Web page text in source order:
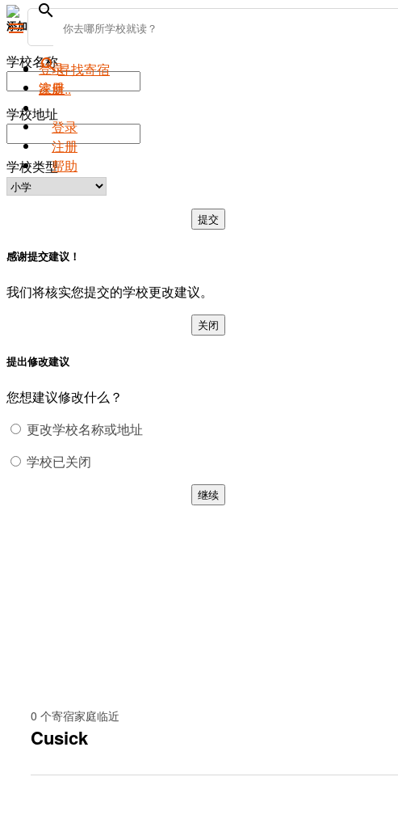
menu
search寻找寄宿
家庭..
登录
注册
帮助
添加新学校
学校名称
学校地址
学校类型
提交
感谢提交建议！
我们将核实您提交的学校更改建议。
关闭
提出修改建议
您想建议修改什么？
更改学校名称或地址
学校已关闭
继续
search
登录
注册
0 个寄宿家庭临近
Cusick